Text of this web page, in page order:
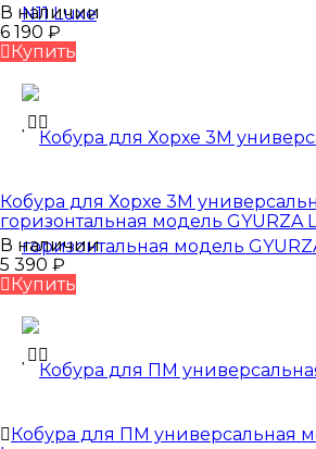
В наличии
6 190 ₽
Купить
Кобура для Хорхе 3М
горизонтальная модель GYURZA
В наличии
5 390 ₽
Купить
Кобура для ПМ универсальная